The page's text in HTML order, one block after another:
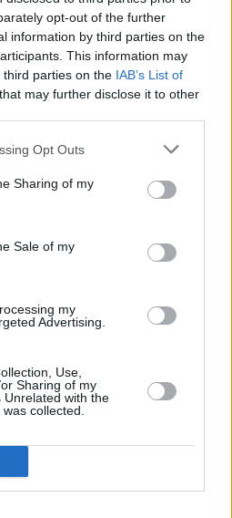
opt-out of the further
information by third parties on the
This information may
parties on the IAB’s List of
that may further disclose it to other
Opt Outs
Sharing of my
Sale of my
my
Advertising.
Use,
Sharing of my
Unrelated with the
collected.
καθυστερούν: Το
στον e-ΕΦΚΑ